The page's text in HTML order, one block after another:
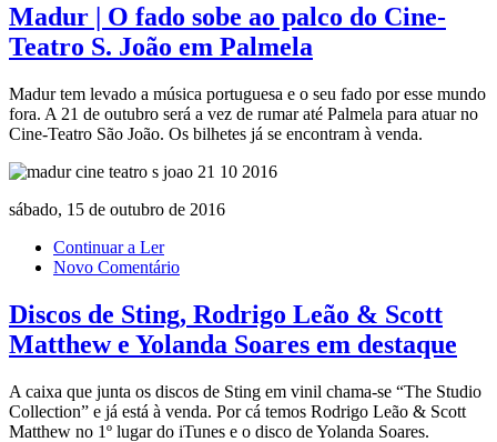
Madur | O fado sobe ao palco do Cine-
Teatro S. João em Palmela
Madur tem levado a música portuguesa e o seu fado por esse mundo
fora. A 21 de outubro será a vez de rumar até Palmela para atuar no
Cine-Teatro São João. Os bilhetes já se encontram à venda.
sábado, 15 de outubro de 2016
Continuar a Ler
Novo Comentário
Discos de Sting, Rodrigo Leão & Scott
Matthew e Yolanda Soares em destaque
A caixa que junta os discos de Sting em vinil chama-se “The Studio
Collection” e já está à venda. Por cá temos Rodrigo Leão & Scott
Matthew no 1º lugar do iTunes e o disco de Yolanda Soares.